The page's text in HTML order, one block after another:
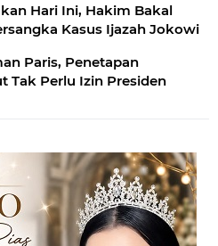
Hari Ini, Hakim Bakal
Kasus Ijazah Jokowi
Paris, Penetapan
Tak Perlu Izin Presiden